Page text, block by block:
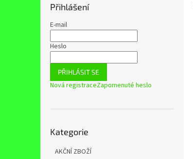
Přihlášení
E-mail
Heslo
PŘIHLÁSIT SE
Nová registraceZapomenuté heslo
kategorie
Kategorie
AKČNÍ ZBOŽÍ